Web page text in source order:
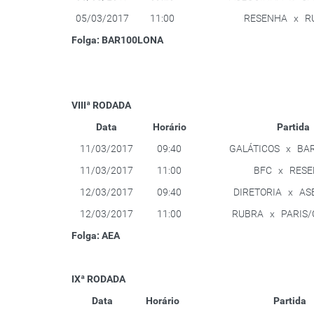
05/03/2017
11:00
RESENHA x
Folga: BAR100LONA
VIIIª RODADA
Data
Horário
Partida
11/03/2017
09:40
GALÁTICOS x
11/03/2017
11:00
BFC x
12/03/2017
09:40
DIRETORIA x
12/03/2017
11:00
RUBRA x PARIS/
Folga: AEA
IXª RODADA
Data
Horário
Partida